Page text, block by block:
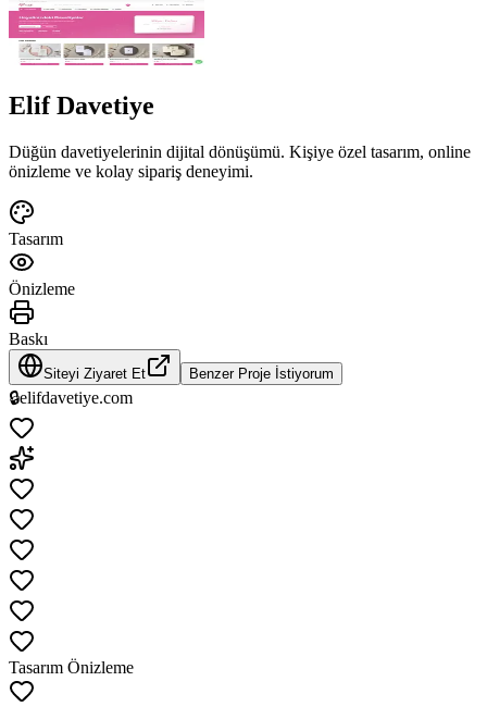
Elif Davetiye
Düğün davetiyelerinin dijital dönüşümü. Kişiye özel tasarım, online
önizleme ve kolay sipariş deneyimi.
Tasarım
Önizleme
Baskı
Siteyi Ziyaret Et Benzer Proje İstiyorum
🔒elifdavetiye.com
Tasarım Önizleme